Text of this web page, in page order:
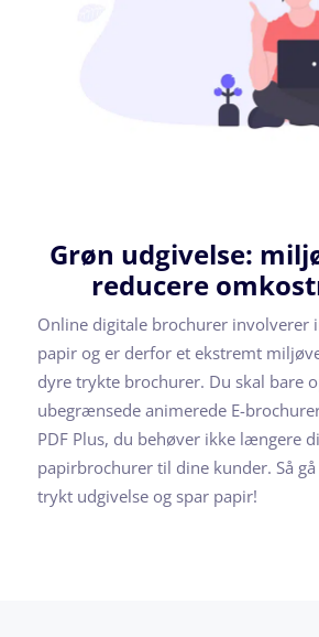
Grøn udgivelse:
reducere
Online digitale brochurer involverer
papir og er derfor et ekstremt
dyre trykte brochurer. Du skal bare
ubegrænsede animerede E-
PDF Plus, du behøver ikke længere
papirbrochurer til dine kunder. Så
trykt udgivelse og spar papir!